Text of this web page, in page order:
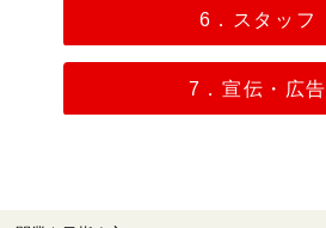
6．スタッフ
7．宣伝・広告